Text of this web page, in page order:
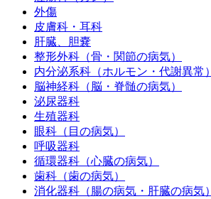
外傷
皮膚科・耳科
肝臓、胆嚢
整形外科（骨・関節の病気）
内分泌系科（ホルモン・代謝異常）
脳神経科（脳・脊髄の病気）
泌尿器科
生殖器科
眼科（目の病気）
呼吸器科
循環器科（心臓の病気）
歯科（歯の病気）
消化器科（腸の病気・肝臓の病気）